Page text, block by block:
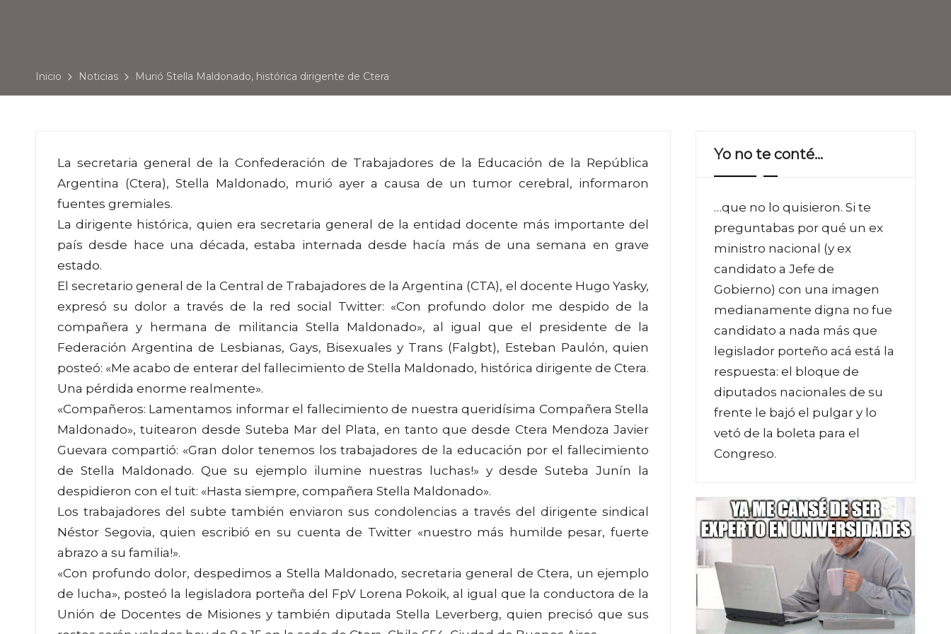
Inicio Noticias Murió Stella Maldonado, histórica dirigente de Ctera
La secretaria general de la Confederación de Trabajadores de la Educación de la República
Argentina (Ctera), Stella Maldonado, murió ayer a causa de un tumor cerebral, informaron
fuentes gremiales.
La dirigente histórica, quien era secretaria general de la entidad docente más importante del
país desde hace una década, estaba internada desde hacía más de una semana en grave
estado.
El secretario general de la Central de Trabajadores de la Argentina (CTA), el docente Hugo Yasky,
expresó su dolor a través de la red social Twitter: «Con profundo dolor me despido de la
compañera y hermana de militancia Stella Maldonado», al igual que el presidente de la
Federación Argentina de Lesbianas, Gays, Bisexuales y Trans (Falgbt), Esteban Paulón, quien
posteó: «Me acabo de enterar del fallecimiento de Stella Maldonado, histórica dirigente de Ctera.
Una pérdida enorme realmente».
«Compañeros: Lamentamos informar el fallecimiento de nuestra queridísima Compañera Stella
Maldonado», tuitearon desde Suteba Mar del Plata, en tanto que desde Ctera Mendoza Javier
Guevara compartió: «Gran dolor tenemos los trabajadores de la educación por el fallecimiento
de Stella Maldonado. Que su ejemplo ilumine nuestras luchas!» y desde Suteba Junín la
despidieron con el tuit: «Hasta siempre, compañera Stella Maldonado».
Los trabajadores del subte también enviaron sus condolencias a través del dirigente sindical
Néstor Segovia, quien escribió en su cuenta de Twitter «nuestro más humilde pesar, fuerte
abrazo a su familia!».
«Con profundo dolor, despedimos a Stella Maldonado, secretaria general de Ctera, un ejemplo
de lucha», posteó la legisladora porteña del FpV Lorena Pokoik, al igual que la conductora de la
Unión de Docentes de Misiones y también diputada Stella Leverberg, quien precisó que sus
Yo no te conté…
…que no lo quisieron. Si te
preguntabas por qué un ex
ministro nacional (y ex
candidato a Jefe de
Gobierno) con una imagen
medianamente digna no fue
candidato a nada más que
legislador porteño acá está la
respuesta: el bloque de
diputados nacionales de su
frente le bajó el pulgar y lo
vetó de la boleta para el
Congreso.